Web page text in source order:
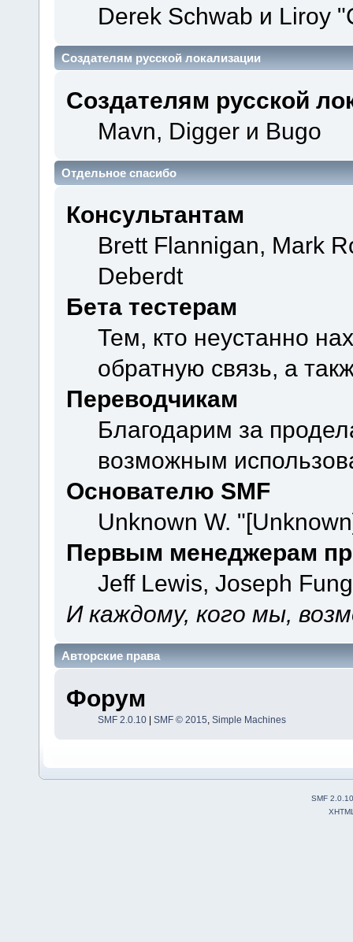
Derek Schwab и Liroy
Создателям русской локализации
Создателям русской
Mavn, Digger и Bugo
Отдельное спасибо
Консультантам
Brett Flannigan, Mark
Deberdt
Бета тестерам
Тем, кто неустанно
обратную связь, а
Переводчикам
Благодарим за
возможным
Основателю SMF
Unknown W.
Первым менеджерам
Jeff Lewis, Joseph
И каждому, кого мы,
Авторские права
Форум
SMF 2.0.10| SMF © 2015 Simple Machines
SMF 2.0.10